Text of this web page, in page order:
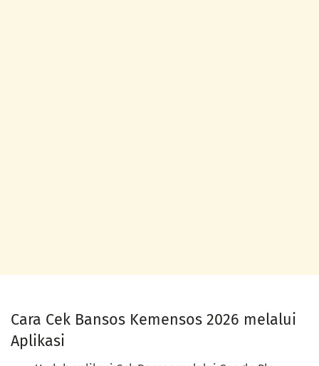
Cara Cek Bansos Kemensos 2026 melalui
Aplikasi